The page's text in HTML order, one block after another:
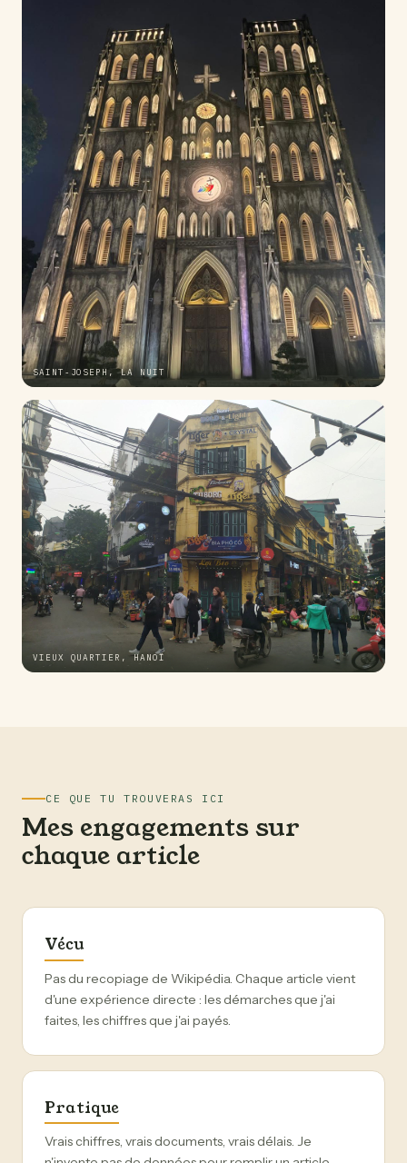
SAINT-JOSEPH, LA NUIT
VIEUX QUARTIER, HANOÏ
CE QUE TU TROUVERAS ICI
Mes engagements sur
chaque article
Vécu
Pas du recopiage de Wikipédia. Chaque article vient
d'une expérience directe : les démarches que j'ai
faites, les chiffres que j'ai payés.
Pratique
Vrais chiffres, vrais documents, vrais délais. Je